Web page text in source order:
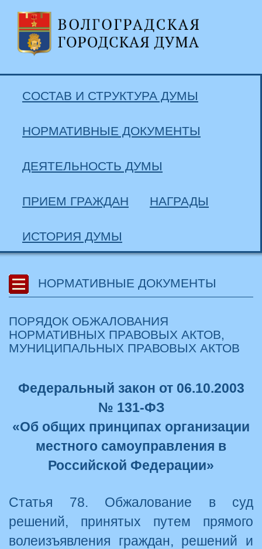
СОСТАВ И СТРУКТУРА ДУМЫ
НОРМАТИВНЫЕ ДОКУМЕНТЫ
ДЕЯТЕЛЬНОСТЬ ДУМЫ
ПРИЕМ ГРАЖДАН НАГРАДЫ
ИСТОРИЯ ДУМЫ
НОРМАТИВНЫЕ ДОКУМЕНТЫ
ПОРЯДОК ОБЖАЛОВАНИЯ
НОРМАТИВНЫХ ПРАВОВЫХ АКТОВ,
МУНИЦИПАЛЬНЫХ ПРАВОВЫХ АКТОВ
Федеральный закон от 06.10.2003
№ 131-ФЗ
«Об общих принципах организации
местного самоуправления в
Российской Федерации»
Статья 78. Обжалование в суд
решений, принятых путем прямого
волеизъявления граждан, решений и